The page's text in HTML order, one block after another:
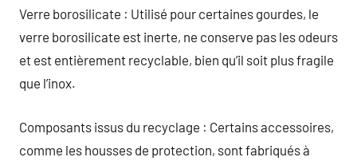
Verre borosilicate : Utilisé pour certaines gourdes, le
verre borosilicate est inerte, ne conserve pas les odeurs
et est entièrement recyclable, bien qu’il soit plus fragile
que l’inox.
Composants issus du recyclage : Certains accessoires,
comme les housses de protection, sont fabriqués à